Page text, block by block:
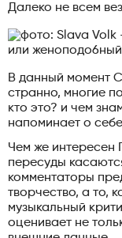
Далеко не всем
В данный момент
странно, многие
кто это? и чем
напоминает о
Чем же интересен
пересуды
комментаторы
творчество, а то,
музыкальный
оценивает не